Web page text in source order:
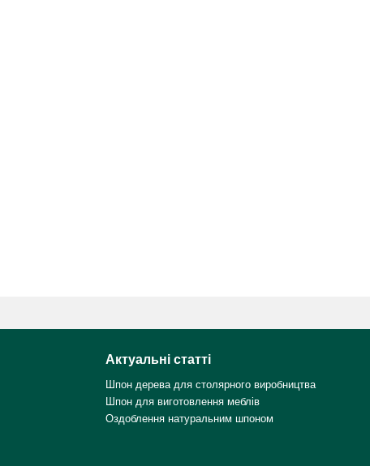
Актуальні статті
Шпон дерева для столярного виробництва
Шпон для виготовлення меблів
Оздоблення натуральним шпоном